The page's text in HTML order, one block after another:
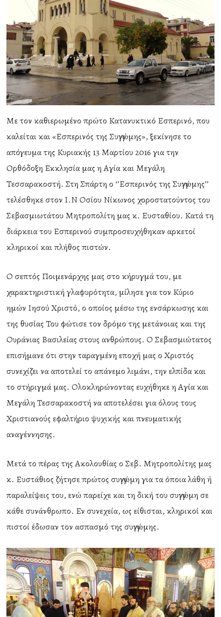
Με τον καθιερωμένο πρώτο Κατανυκτικό Εσπερινό, που
καλείται και «Εσπερινός της Συγγνώμης», ξεκίνησε το
απόγευμα της Κυριακής 13 Μαρτίου 2016 για την
Ορθόδοξη Εκκλησία μας η Αγία και Μεγάλη
Τεσσαρακοστή. Στη Σπάρτη ο ‘’Εσπερινός της Συγγνώμης’’
τελέσθηκε στον Ι.Ν Οσίου Νίκωνος χοροστατούντος του
Σεβασμιωτάτου Μητροπολίτη μας κ. Ευσταθίου. Κατά τη
διάρκεια του Εσπερινού συμπροσευχήθηκαν αρκετοί
κληρικοί και πλήθος πιστών.
Ο σεπτός Ποιμενάρχης μας στο κήρυγμά του, με
χαρακτηριστική γλαφυρότητα, μίλησε για τον Κύριο
ημών Ιησού Χριστό, ο οποίος μέσω της ενσάρκωσης και
της θυσίας Του φώτισε τον δρόμο της μετάνοιας και της
Ουράνιας Βασιλείας στους ανθρώπους. Ο Σεβασμιώτατος
επισήμανε ότι στην ταραγμένη εποχή μας ο Χριστός
συνεχίζει να αποτελεί το απάνεμο λιμάνι, την ελπίδα και
το στήριγμά μας. Ολοκληρώνοντας ευχήθηκε η Αγία και
Μεγάλη Τεσσαρακοστή να αποτελέσει για όλους τους
Χριστιανούς εφαλτήριο ψυχικής και πνευματικής
αναγέννησης.
Μετά το πέρας της Ακολουθίας ο Σεβ. Μητροπολίτης μας
κ. Ευστάθιος ζήτησε πρώτος συγγνώμη για τα όποια λάθη ή
παραλείψεις του, ενώ παρείχε και τη δική του συγγνώμη σε
κάθε συνάνθρωπο. Εν συνεχεία, ως είθισται, κληρικοί και
πιστοί έδωσαν τον ασπασμό της συγγνώμης.